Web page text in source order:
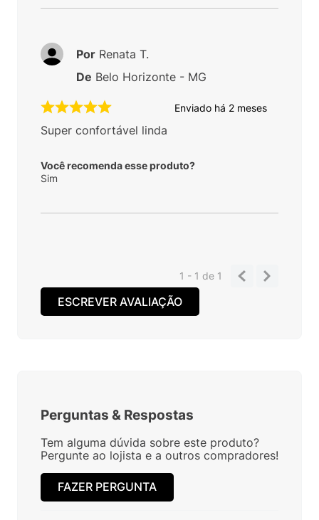
Enviado há 2 meses
Super confortável linda
Você recomenda esse produto?
Sim
Por Renata T.
De Belo Horizonte - MG
1 - 1de 1
ESCREVER AVALIAÇÃO
Perguntas & Respostas
Tem alguma dúvida sobre este produto?
Pergunte ao lojista e a outros compradores!
FAZER PERGUNTA